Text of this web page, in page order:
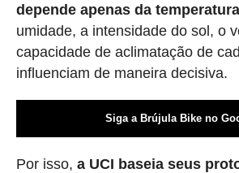
depende apenas da
umidade, a intensidade do sol, o
capacidade de aclimatação de
influenciam de maneira decisiva.
Siga a Brújula Bike no
Por isso, a UCI baseia seus